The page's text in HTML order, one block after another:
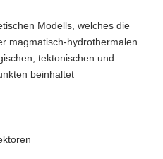
Modells, welches die
magmatisch-hydrothermalen
tektonischen und
beinhaltet